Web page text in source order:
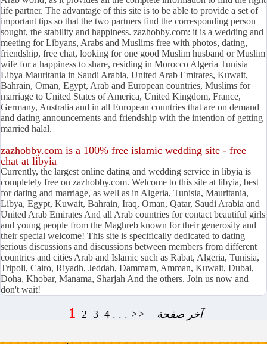
life partner. The advantage of this site is to be able to provide a set of
important tips so that the two partners find the corresponding person
sought, the stability and happiness. zazhobby.com: it is a wedding and
meeting for Libyans, Arabs and Muslims free with photos, dating,
friendship, free chat, looking for one good Muslim husband or Muslim
wife for a happiness to share, residing in Morocco Algeria Tunisia
Libya Mauritania in Saudi Arabia, United Arab Emirates, Kuwait,
Bahrain, Oman, Egypt, Arab and European countries, Muslims for
marriage to United States of America, United Kingdom, France,
Germany, Australia and in all European countries that are on demand
and dating announcements and friendship with the intention of getting
married halal.
zazhobby.com is a 100% free islamic wedding site - free
chat at libyia
Currently, the largest online dating and wedding service in libyia is
completely free on zazhobby.com. Welcome to this site at libyia, best
for dating and marriage, as well as in Algeria, Tunisia, Mauritania,
Libya, Egypt, Kuwait, Bahrain, Iraq, Oman, Qatar, Saudi Arabia and
United Arab Emirates And all Arab countries for contact beautiful girls
and young people from the Maghreb known for their generosity and
their special welcome! This site is specifically dedicated to dating
serious discussions and discussions between members from different
countries and cities Arab and Islamic such as Rabat, Algeria, Tunisia,
Tripoli, Cairo, Riyadh, Jeddah, Dammam, Amman, Kuwait, Dubai,
Doha, Khobar, Manama, Sharjah And the others. Join us now and
don't wait!
1 2 3 4. . . >> آخر صفحة